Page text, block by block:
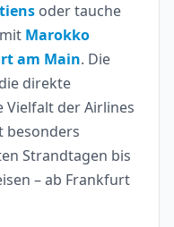
oder tauche
Marokko
am Main. Die
direkte
Vielfalt der Airlines
besonders
Strandtagen bis
– ab Frankfurt